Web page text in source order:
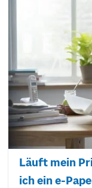
Läuft mein
ich ein e-